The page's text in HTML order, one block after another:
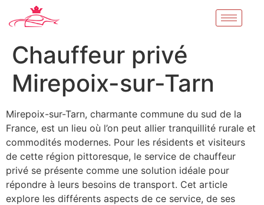
Chauffeur privé
Mirepoix-sur-Tarn
Mirepoix-sur-Tarn, charmante commune du sud de la
France, est un lieu où l’on peut allier tranquillité rurale et
commodités modernes. Pour les résidents et visiteurs
de cette région pittoresque, le service de chauffeur
privé se présente comme une solution idéale pour
répondre à leurs besoins de transport. Cet article
explore les différents aspects de ce service, de ses